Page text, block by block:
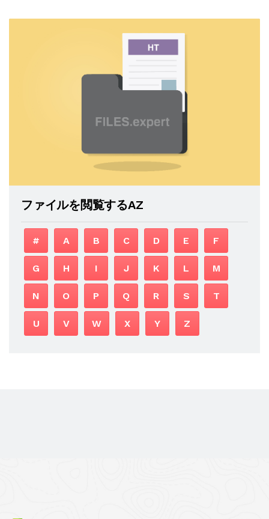
ファイルを閲覧するAZ
# A B C D E F
G H I J K L M
N O P Q R S T
U V W X Y Z